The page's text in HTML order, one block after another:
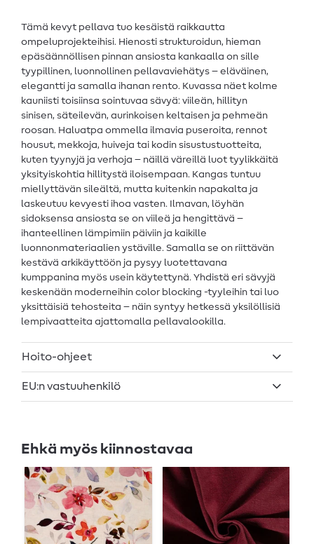
Tämä kevyt pellava tuo kesäistä raikkautta
ompeluprojekteihisi. Hienosti strukturoidun, hieman
epäsäännöllisen pinnan ansiosta kankaalla on sille
tyypillinen, luonnollinen pellavaviehätys – eläväinen,
elegantti ja samalla ihanan rento. Kuvassa näet kolme
kauniisti toisiinsa sointuvaa sävyä: viileän, hillityn
sinisen, säteilevän, aurinkoisen keltaisen ja pehmeän
roosan. Haluatpa ommella ilmavia puseroita, rennot
housut, mekkoja, huiveja tai kodin sisustustuotteita,
kuten tyynyjä ja verhoja – näillä väreillä luot tyylikkäitä
yksityiskohtia hillitystä iloisempaan. Kangas tuntuu
miellyttävän sileältä, mutta kuitenkin napakalta ja
laskeutuu kevyesti ihoa vasten. Ilmavan, löyhän
sidoksensa ansiosta se on viileä ja hengittävä –
ihanteellinen lämpimiin päiviin ja kaikille
luonnonmateriaalien ystäville. Samalla se on riittävän
kestävä arkikäyttöön ja pysyy luotettavana
kumppanina myös usein käytettynä. Yhdistä eri sävyjä
keskenään moderneihin color blocking -tyyleihin tai luo
yksittäisiä tehosteita – näin syntyy hetkessä yksilöllisiä
lempivaatteita ajattomalla pellavalookilla.
Hoito-ohjeet
EU:n vastuuhenkilö
Ehkä myös kiinnostavaa